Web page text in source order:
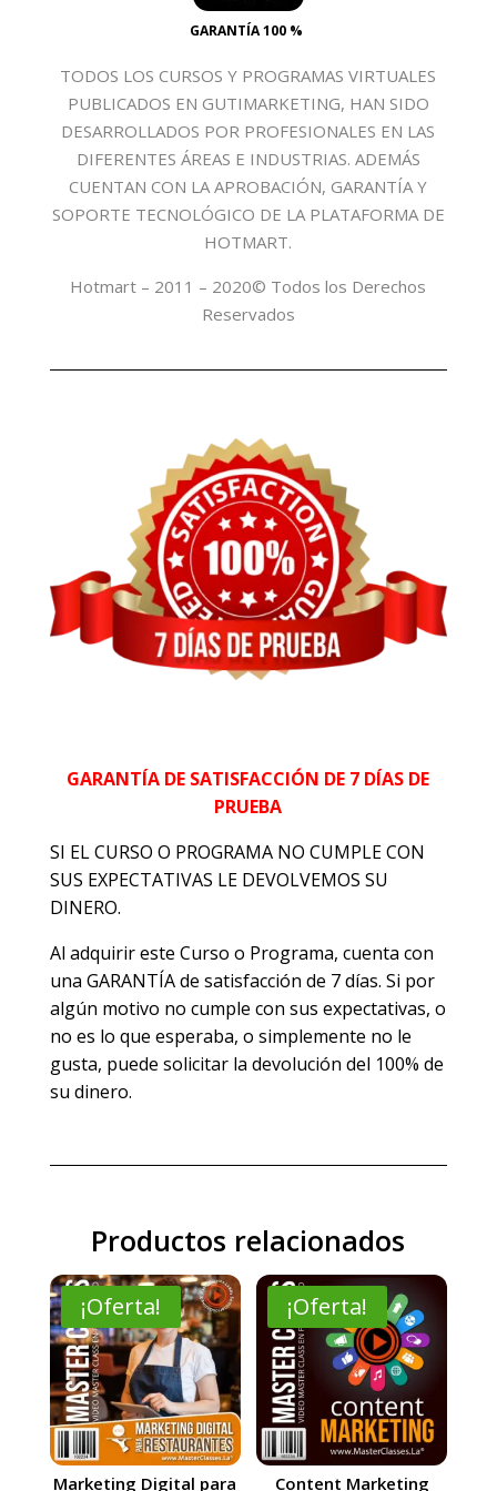
GARANTÍA 100 %
TODOS LOS CURSOS Y PROGRAMAS VIRTUALES
PUBLICADOS EN GUTIMARKETING, HAN SIDO
DESARROLLADOS POR PROFESIONALES EN LAS
DIFERENTES ÁREAS E INDUSTRIAS. ADEMÁS
CUENTAN CON LA APROBACIÓN, GARANTÍA Y
SOPORTE TECNOLÓGICO DE LA PLATAFORMA DE
HOTMART.
Hotmart – 2011 – 2020© Todos los Derechos
Reservados
GARANTÍA DE SATISFACCIÓN DE 7 DÍAS DE
PRUEBA
SI EL CURSO O PROGRAMA NO CUMPLE CON
SUS EXPECTATIVAS LE DEVOLVEMOS SU
DINERO.
Al adquirir este Curso o Programa, cuenta con
una GARANTÍA de satisfacción de 7 días. Si por
algún motivo no cumple con sus expectativas, o
no es lo que esperaba, o simplemente no le
gusta, puede solicitar la devolución del 100% de
su dinero.
Productos relacionados
¡Oferta!
Marketing Digital para
¡Oferta!
Content Marketing